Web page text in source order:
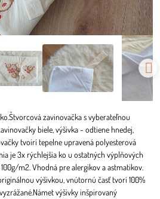
zavinovačka s vyberateľnou
biele, výšivka - odtiene hnedej,
tvoirí tepelne upravená polyesterová
je 3x rýchlejšia ko u ostatných výplňových
m2. Vhodná pre alergikov a astmatikov.
výšivkou, vnútornú časť tvorí 100%
výšivky inšpirovaný